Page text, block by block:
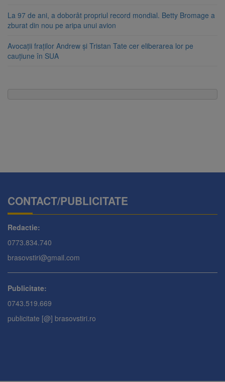
La 97 de ani, a doborât propriul record mondial. Betty Bromage a
zburat din nou pe aripa unui avion
Avocații fraților Andrew și Tristan Tate cer eliberarea lor pe
cauțiune în SUA
CONTACT/PUBLICITATE
Redactie:
0773.834.740
brasovstiri@gmail.com
Publicitate:
0743.519.669
publicitate [@] brasovstiri.ro